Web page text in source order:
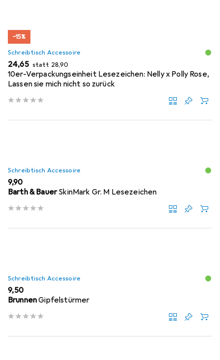
−15%
Schreibtisch Accessoire
EUR
24,65 statt EUR
28,90
10er-Verpackungseinheit Lesezeichen: Nelly x Polly Rose,
Lassen sie mich nicht so zurück
Schreibtisch Accessoire
EUR
9,90
Barth & BauerSkinMark Gr. M Lesezeichen
Schreibtisch Accessoire
EUR
9,50
BrunnenGipfelstürmer